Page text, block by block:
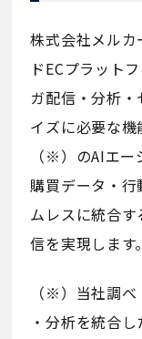
株式会社メルカ
ドECプラット
ガ配信・分析
イズに必要な
（※）のAIエー
購買データ・
ムレスに統合
信を実現します。
（※）当社調
・分析を統合